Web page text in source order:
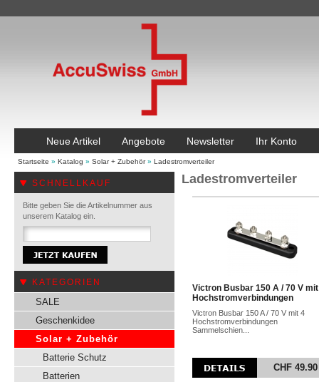
Neue Artikel Angebote Newsletter Ihr Konto
Startseite » Katalog » Solar + Zubehör» Ladestromverteiler
SCHNELLKAUF
Bitte geben Sie die Artikelnummer aus
unserem Katalog ein.
KATEGORIEN
SALE
Geschenkidee
Solar + Zubehör
Batterie Schutz
Batterien
Ladestromverteiler
Victron Busbar 150 A / 70 V
Hochstromverbindungen
Victron Busbar 150 A / 70 V mit 4
Hochstromverbindungen
Sammelschien...
CHF 49.90